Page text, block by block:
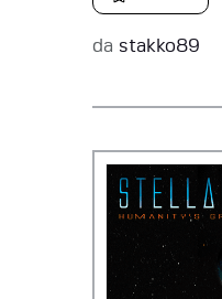
da stakko89